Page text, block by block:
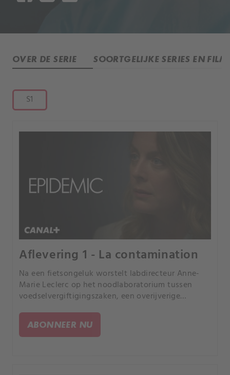
OVER DE SERIE SOORTGELIJKE SERIES EN
S1
Aflevering 1 - La contamination
Na een fietsongeluk worstelt labdirecteur Anne-
Marie Leclerc op het noodlaboratorium tussen
voedselvergiftigingszaken, een overijverige
ABONNEER NU